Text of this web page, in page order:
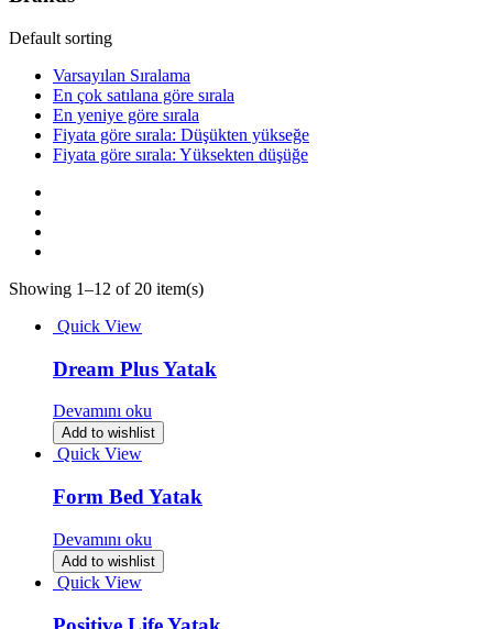
Default sorting
Varsayılan Sıralama
En çok satılana göre sırala
En yeniye göre sırala
Fiyata göre sırala: Düşükten yükseğe
Fiyata göre sırala: Yüksekten düşüğe
Showing 1–12 of 20 item(s)
Quick View
Dream Plus Yatak
Devamını oku
Add to wishlist
Quick View
Form Bed Yatak
Devamını oku
Add to wishlist
Quick View